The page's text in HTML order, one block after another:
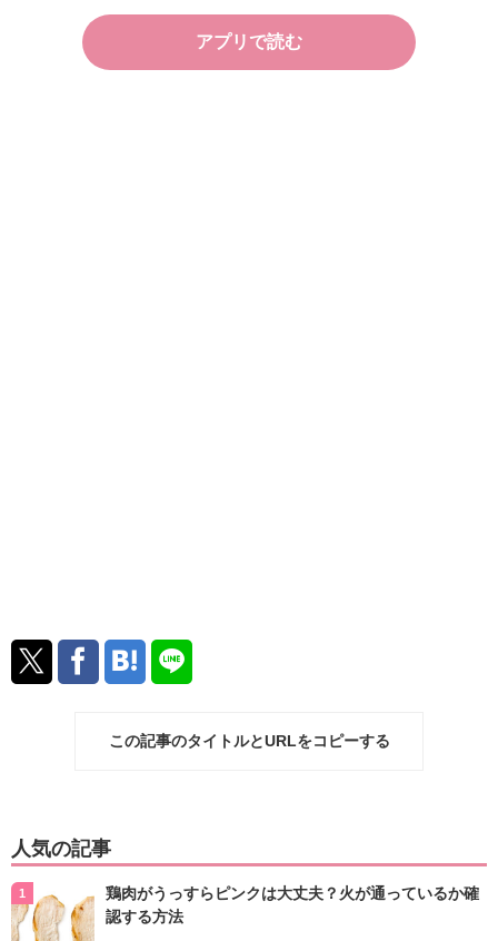
アプリで読む
この記事のタイトルとURLをコピーする
人気の記事
鶏肉がうっすらピンクは大丈夫？火が通っているか確
認する方法